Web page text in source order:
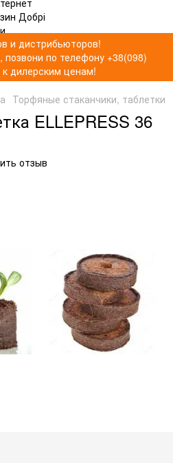
и дистрибьюторов!
позвони по телефону +38(098)
дилерским ценам!
Торфяные стаканчики, таблетки
ELLEPRESS 36
отзыв